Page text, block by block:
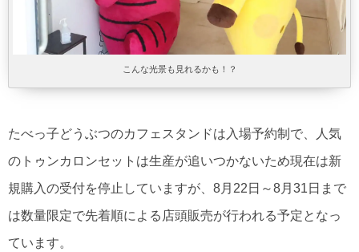
こんな光景も見れるかも！？
たべっ子どうぶつのカフェスタンドは入場予約制で、人気
のトゥンカロンセットは生産が追いつかないため現在は新
規購入の受付を停止していますが、8月22日～8月31日まで
は数量限定で先着順による店頭販売が行われる予定となっ
ています。